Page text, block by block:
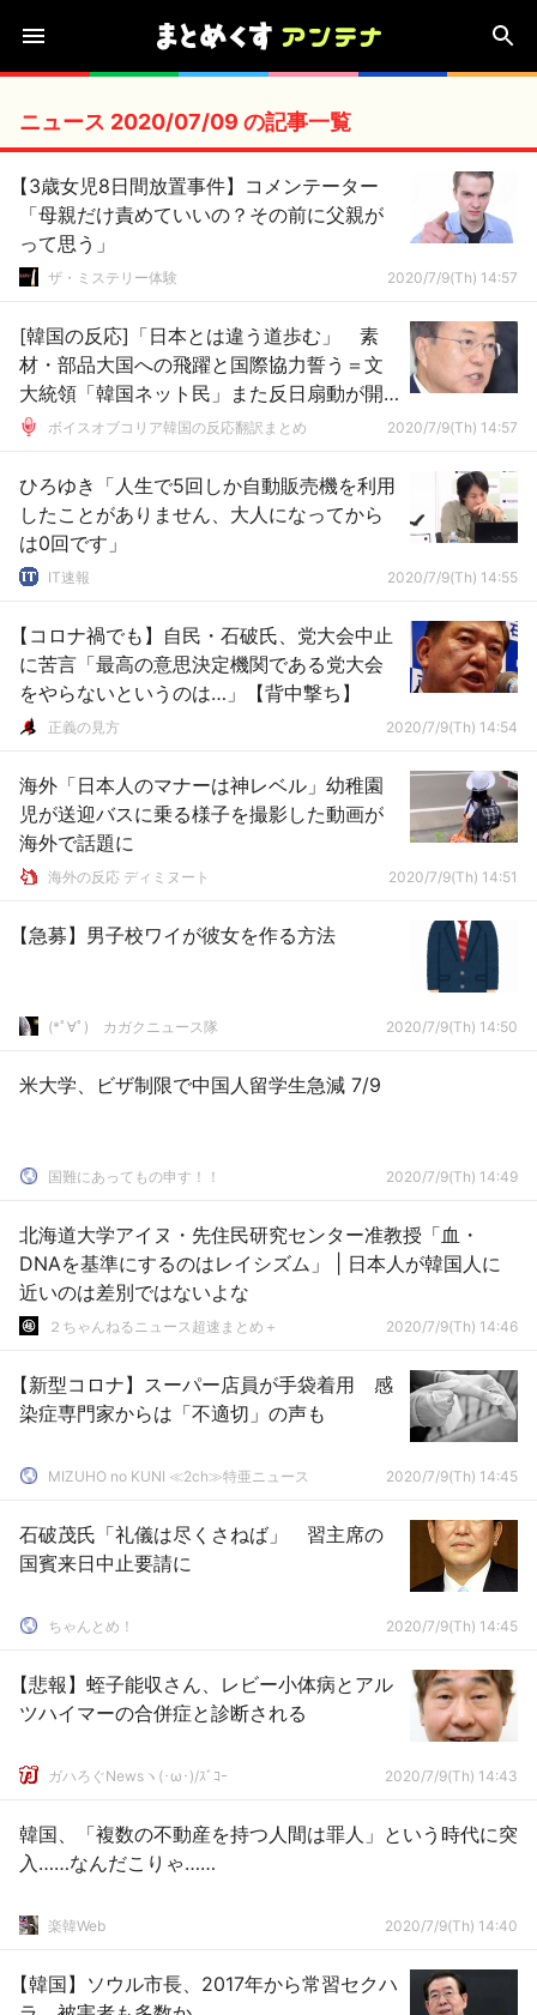
ニュース 2020/07/09 の記事一覧
【3歳女児8日間放置事件】コメンテーター
「母親だけ責めていいの？その前に父親が
って思う」
ザ・ミステリー体験 2020/7/9(Th) 14:57
[韓国の反応]「日本とは違う道歩む」 素
材・部品大国への飛躍と国際協力誓う＝文
大統領「韓国ネット民」また反日扇動が開
始されたのか・・・
ボイスオブコリア韓国の反応翻訳まとめ 2020/7/9(Th) 14:57
ひろゆき「人生で5回しか自動販売機を利用
したことがありません、大人になってから
は0回です」
IT速報 2020/7/9(Th) 14:55
【コロナ禍でも】自民・石破氏、党大会中止
に苦言「最高の意思決定機関である党大会
をやらないというのは…」【背中撃ち】
正義の見方 2020/7/9(Th) 14:54
海外「日本人のマナーは神レベル」幼稚園
児が送迎バスに乗る様子を撮影した動画が
海外で話題に
海外の反応 ディミヌート 2020/7/9(Th) 14:51
【急募】男子校ワイが彼女を作る方法
(*ﾟ∀ﾟ)ゞカガクニュース隊 2020/7/9(Th) 14:50
米大学、ビザ制限で中国人留学生急減 7/9
国難にあってもの申す！！ 2020/7/9(Th) 14:49
北海道大学アイヌ・先住民研究センター准教授「血・
DNAを基準にするのはレイシズム」 | 日本人が韓国人に
近いのは差別ではないよな
２ちゃんねるニュース超速まとめ＋ 2020/7/9(Th) 14:46
【新型コロナ】スーパー店員が手袋着用 感
染症専門家からは「不適切」の声も
MIZUHO no KUNI ≪2ch≫特亜ニュース 2020/7/9(Th) 14:45
石破茂氏「礼儀は尽くさねば」 習主席の
国賓来日中止要請に
ちゃんとめ！ 2020/7/9(Th) 14:45
【悲報】蛭子能収さん、レビー小体病とアル
ツハイマーの合併症と診断される
ガハろぐNewsヽ(･ω･)/ｽﾞｺｰ 2020/7/9(Th) 14:43
韓国、「複数の不動産を持つ人間は罪人」という時代に突
入……なんだこりゃ……
楽韓Web 2020/7/9(Th) 14:40
【韓国】ソウル市長、2017年から常習セクハ